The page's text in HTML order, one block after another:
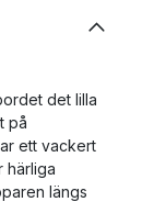
det lilla
på
ett vackert
härliga
längs